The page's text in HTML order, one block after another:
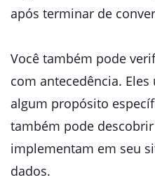
após terminar de
Você também pode
com antecedência.
algum propósito
também pode
implementam em seu
dados.